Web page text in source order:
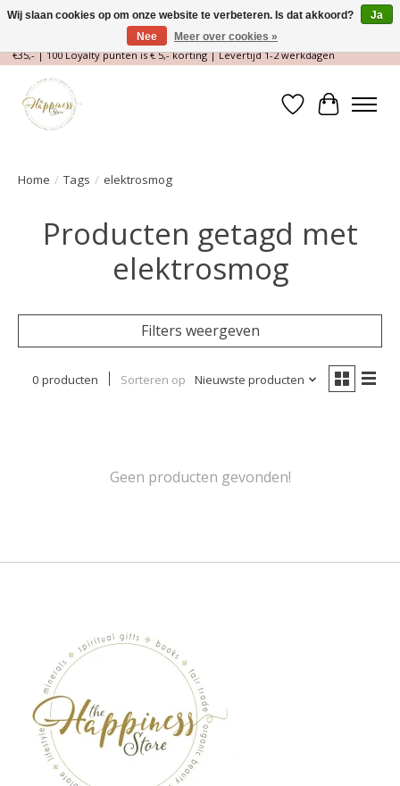
Magische Conceptstore, Edelstenen & Spirituele winkel | Gratis verzending >
€35,- | 100 Loyalty punten is € 5,- korting | Levertijd 1-2 werkdagen
Verlanglijst
Home / Tags / elektrosmog
Producten getagd met
elektrosmog
Filters weergeven
0 producten Sorteren op Nieuwste producten
Geen producten gevonden!
Wij slaan cookies op om onze website te verbeteren. Is dat akkoord?
Ja
Nee
Meer over cookies »